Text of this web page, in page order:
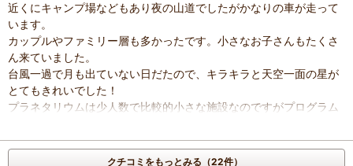
近くにキャンプ場などもあり夜の山道でしたがかなりの車が走って
います。
カップルやファミリー層も多かったです。小さなお子さんもたくさ
ん来ていました。
台風一過で月も出ていない日だたので、キラキラと天空一面の星が
とてもきれいでした！
プラネタリウムは少人数で比較的小さな施設なのですがプログラム
天体望遠鏡では火星・土星・ベガを見せてもらいました。
子供にもとてもいい体験になりました。
クチコミをもっとみる（22件）